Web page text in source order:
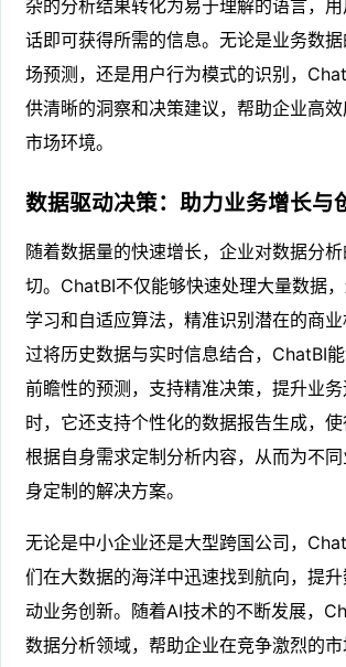
杂的分析结果转化为易于理解的语言，
话即可获得所需的信息。无论是业务数
场预测，还是用户行为模式的识别，
供清晰的洞察和决策建议，帮助企业高
市场环境。
数据驱动决策：助力业务增长与
随着数据量的快速增长，企业对数据分
切。ChatBI不仅能够快速处理大量数据
学习和自适应算法，精准识别潜在的商
过将历史数据与实时信息结合，ChatBI
前瞻性的预测，支持精准决策，提升业
时，它还支持个性化的数据报告生成，
根据自身需求定制分析内容，从而为不
身定制的解决方案。
无论是中小企业还是大型跨国公司，
们在大数据的海洋中迅速找到航向，提
动业务创新。随着AI技术的不断发展，
数据分析领域，帮助企业在竞争激烈的